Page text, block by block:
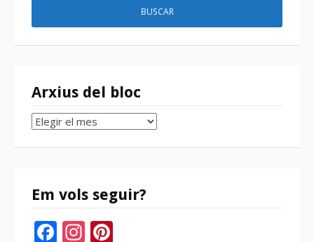
Arxius del bloc
Arxius
bloc
Em vols seguir?
Facebook
Instagram